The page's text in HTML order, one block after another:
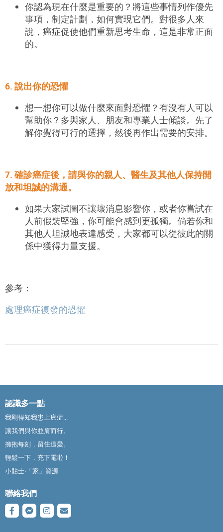
你認為現在什麼是重要的 ？將這些事情列作優先
事項，制定計劃，如何實現它們。對很多人來
說，癌症促使他們重新思考生命，這是非常正面
的。
6. 說出你的恐懼
想一想你可以做什麼來面對恐懼？有沒有人可以
幫助你？多與家人、朋友和專業人士傾談。先了
解你覺得可行的選擇，然後再作出需要的安排。
7. 確診癌症後，請與你的親人、醫生及其他人保持開
放和坦誠的溝通。
如果大家試圖不讓壞消息影響你，或者你嘗試在
人前假裝堅強，你可能會感到更孤獨。倘若你和
其他人坦誠地表達感受，大家都可以從彼此的關
係中獲得力量支援。
參考：
處理癌症復發的恐懼
認識多一點
我剛得知我患上癌症...
讓我們與你並肩而行。
擁抱每刻，留住這愛。
輕鬆一下，充下電啦！
小貼士‧「家」資源
聯絡我們